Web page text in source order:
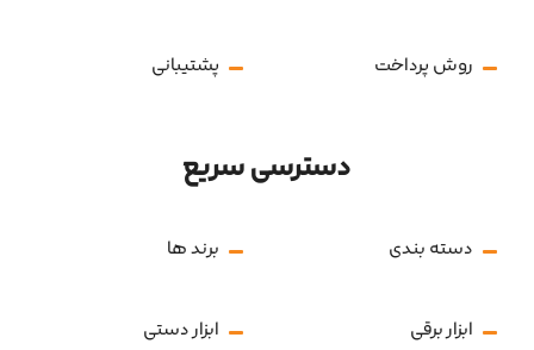
روش پرداخت پشتیبانی
دسترسی سریع
دسته بندی برند ها
ابزار برقی ابزار دستی